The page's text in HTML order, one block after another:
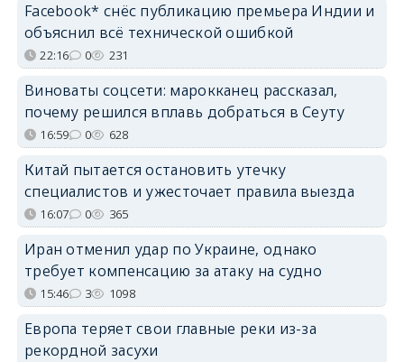
Facebook* снёс публикацию премьера Индии и
объяснил всё технической ошибкой
22:16 0 231
Виноваты соцсети: марокканец рассказал,
почему решился вплавь добраться в Сеуту
16:59 0 628
Китай пытается остановить утечку
специалистов и ужесточает правила выезда
16:07 0 365
Иран отменил удар по Украине, однако
требует компенсацию за атаку на судно
15:46 3 1098
Европа теряет свои главные реки из-за
рекордной засухи